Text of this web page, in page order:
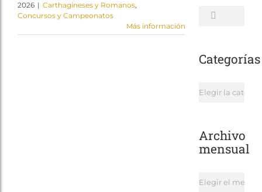
2026 | Carthagineses y Romanos,
Concursos y Campeonatos
Más información
Buscar:
Categorías
Categorías
Archivo
mensual
Archivo
mensual